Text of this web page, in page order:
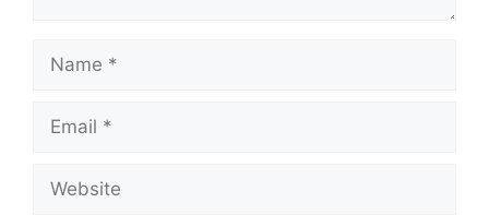
Name
Email
Website